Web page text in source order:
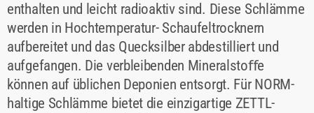
enthalten und leicht radioaktiv sind. Diese Schlämme
werden in Hochtemperatur- Schaufeltrocknern
aufbereitet und das Quecksilber abdestilliert und
aufgefangen. Die verbleibenden Mineralstoﬀe
können auf üblichen Deponien entsorgt. Für NORM-
haltige Schlämme bietet die einzigartige ZETTL-